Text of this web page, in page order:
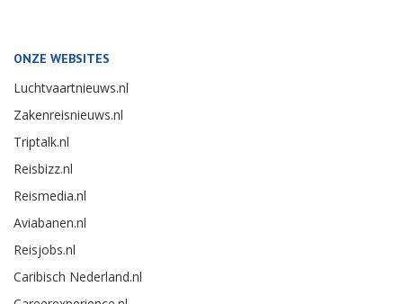
ONZE WEBSITES
Luchtvaartnieuws.nl
Zakenreisnieuws.nl
Triptalk.nl
Reisbizz.nl
Reismedia.nl
Aviabanen.nl
Reisjobs.nl
Caribisch Nederland.nl